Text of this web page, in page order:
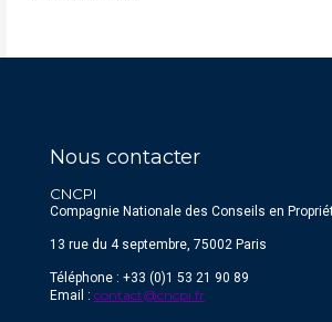
Nous contacter
CNCPI
Compagnie Nationale des Conseils en
13 rue du 4 septembre, 75002 Paris
Téléphone : +33 (0)1 53 21 90 89
Email : contact@cncpi.fr